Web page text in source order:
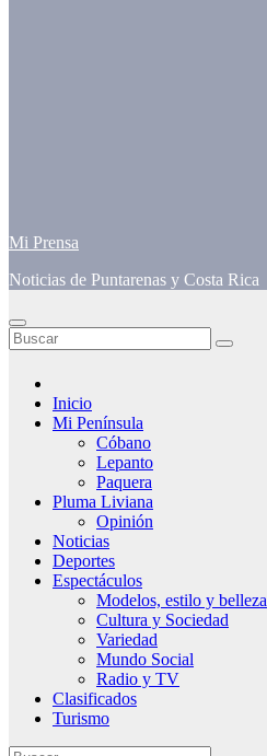
Mi Prensa
Noticias de Puntarenas y Costa Rica
Inicio
Mi Península
Cóbano
Lepanto
Paquera
Pluma Liviana
Opinión
Noticias
Deportes
Espectáculos
Modelos, estilo y belleza
Cultura y Sociedad
Variedad
Mundo Social
Radio y TV
Clasificados
Turismo